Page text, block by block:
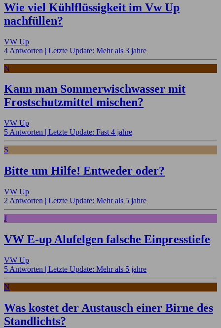
Wie viel Kühlflüssigkeit im Vw Up
nachfüllen?
VW Up
4 Antworten | Letzte Update: Mehr als 3 jahre
N
Kann man Sommerwischwasser mit
Frostschutzmittel mischen?
VW Up
5 Antworten | Letzte Update: Fast 4 jahre
S
Bitte um Hilfe! Entweder oder?
VW Up
2 Antworten | Letzte Update: Mehr als 5 jahre
J
VW E-up Alufelgen falsche Einpresstiefe
VW Up
5 Antworten | Letzte Update: Mehr als 5 jahre
N
Was kostet der Austausch einer Birne des
Standlichts?